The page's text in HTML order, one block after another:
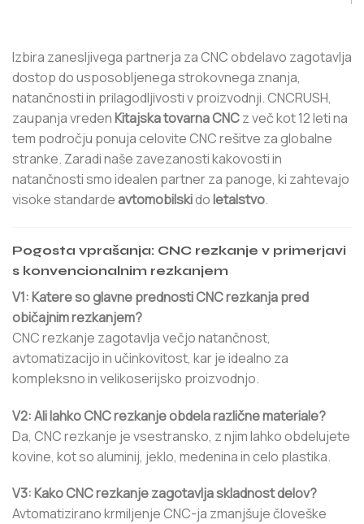
Izbira zanesljivega partnerja za CNC obdelavo zagotavlja
dostop do usposobljenega strokovnega znanja,
natančnosti in prilagodljivosti v proizvodnji. CNCRUSH,
zaupanja vredenKitajska tovarna CNCz več kot 12 leti na
tem področju ponuja celovite CNC rešitve za globalne
stranke. Zaradi naše zavezanosti kakovosti in
natančnosti smo idealen partner za panoge, ki zahtevajo
visoke standarde avtomobilskidoletalstvo.
Pogosta vprašanja: CNC rezkanje v primerjavi
s konvencionalnim rezkanjem
V1: Katere so glavne prednosti CNC rezkanja pred
običajnim rezkanjem?
CNC rezkanje zagotavlja večjo natančnost,
avtomatizacijo in učinkovitost, kar je idealno za
kompleksno in velikoserijsko proizvodnjo.
V2: Ali lahko CNC rezkanje obdela različne materiale?
Da, CNC rezkanje je vsestransko, z njim lahko obdelujete
kovine, kot so aluminij, jeklo, medenina in celo plastika.
V3: Kako CNC rezkanje zagotavlja skladnost delov?
Avtomatizirano krmiljenje CNC-ja zmanjšuje človeške